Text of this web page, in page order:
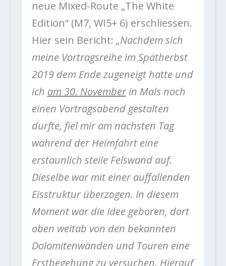
neue Mixed-Route „The White
Edition“ (M7, WI5+ 6) erschliessen.
Hier sein Bericht: „Nachdem sich
meine Vortragsreihe im Spätherbst
2019 dem Ende zugeneigt hatte und
ich am 30. Novemberin Mals noch
einen Vortragsabend gestalten
durfte, fiel mir am nächsten Tag
während der Heimfahrt eine
erstaunlich steile Felswand auf.
Dieselbe war mit einer auffallenden
Eisstruktur überzogen. In diesem
Moment war die Idee geboren, dort
oben weitab von den bekannten
Dolomitenwänden und Touren eine
Erstbegehung zu versuchen. Hierauf